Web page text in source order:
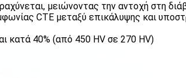
μειώνοντας την αντοχή στη
CTE μεταξύ επικάλυψης και
κατά 40% (από 450 HV σε 270 HV)